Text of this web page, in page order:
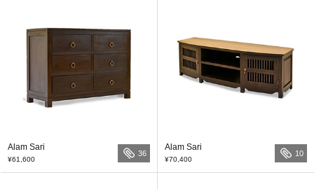
Alam Sari
¥61,600
36
Alam Sari
¥70,400
10